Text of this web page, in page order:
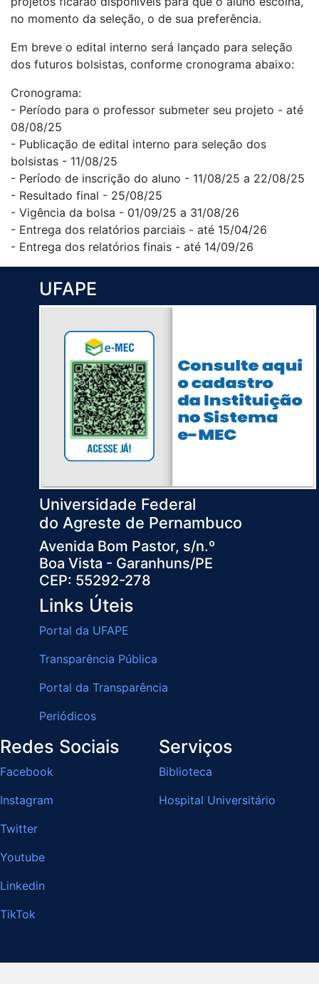
no momento da seleção, o de sua preferência.
Em breve o edital interno será lançado para seleção
dos futuros bolsistas, conforme cronograma abaixo:
Cronograma:
- Período para o professor submeter seu projeto - até
08/08/25
- Publicação de edital interno para seleção dos
bolsistas - 11/08/25
- Período de inscrição do aluno - 11/08/25 a 22/08/25
- Resultado final - 25/08/25
- Vigência da bolsa - 01/09/25 a 31/08/26
- Entrega dos relatórios parciais - até 15/04/26
- Entrega dos relatórios finais - até 14/09/26
UFAPE
Universidade Federal
do Agreste de Pernambuco
Avenida Bom Pastor, s/n.º
Boa Vista - Garanhuns/PE
CEP: 55292-278
Links Úteis
Portal da UFAPE
Transparência Pública
Portal da Transparência
Periódicos
Redes Sociais
Facebook
Instagram
Twitter
Youtube
Linkedin
TikTok
Serviços
Biblioteca
Hospital Universitário